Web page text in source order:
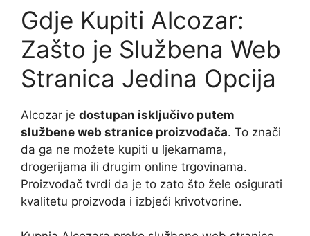
Gdje Kupiti Alcozar:
Zašto je Službena Web
Stranica Jedina Opcija
Alcozar je dostupan isključivo putem
službene web stranice proizvođača. To znači
da ga ne možete kupiti u ljekarnama,
drogerijama ili drugim online trgovinama.
Proizvođač tvrdi da je to zato što žele osigurati
kvalitetu proizvoda i izbjeći krivotvorine.